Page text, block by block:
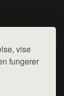
vise
fungerer
de shops,